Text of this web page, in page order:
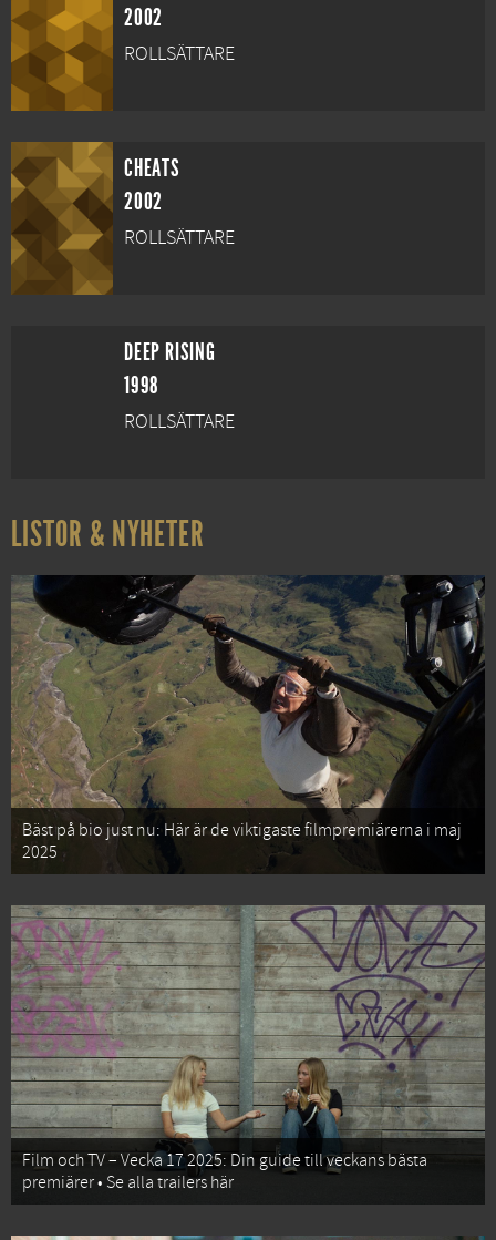
2002
ROLLSÄTTARE
CHEATS
2002
ROLLSÄTTARE
DEEP RISING
1998
ROLLSÄTTARE
LISTOR & NYHETER
Bäst på bio just nu: Här är de viktigaste filmpremiärerna i maj
2025
Film och TV – Vecka 17 2025: Din guide till veckans bästa
premiärer • Se alla trailers här